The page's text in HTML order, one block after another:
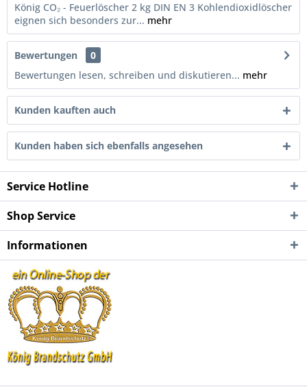
König CO₂ - Feuerlöscher 2 kg DIN EN 3 Kohlendioxidlöscher
eignen sich besonders zur... mehr
Bewertungen
0
Bewertungen lesen, schreiben und diskutieren... mehr
Kunden kauften auch
Kunden haben sich ebenfalls angesehen
Service Hotline
Shop Service
Informationen